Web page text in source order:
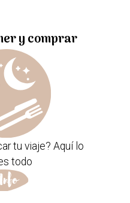
y comprar
tu viaje? Aquí lo
todo